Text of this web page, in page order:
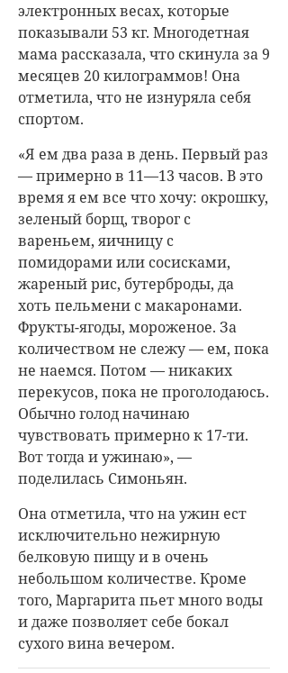
электронных весах, которые
показывали 53 кг. Многодетная
мама рассказала, что скинула за 9
месяцев 20 килограммов! Она
отметила, что не изнуряла себя
спортом.
«Я ем два раза в день. Первый раз
— примерно в 11—13 часов. В это
время я ем все что хочу: окрошку,
зеленый борщ, творог с
вареньем, яичницу с
помидорами или сосисками,
жареный рис, бутерброды, да
хоть пельмени с макаронами.
Фрукты-ягоды, мороженое. За
количеством не слежу — ем, пока
не наемся. Потом — никаких
перекусов, пока не проголодаюсь.
Обычно голод начинаю
чувствовать примерно к 17-ти.
Вот тогда и ужинаю», —
поделилась Симоньян.
Она отметила, что на ужин ест
исключительно нежирную
белковую пищу и в очень
небольшом количестве. Кроме
того, Маргарита пьет много воды
и даже позволяет себе бокал
сухого вина вечером.